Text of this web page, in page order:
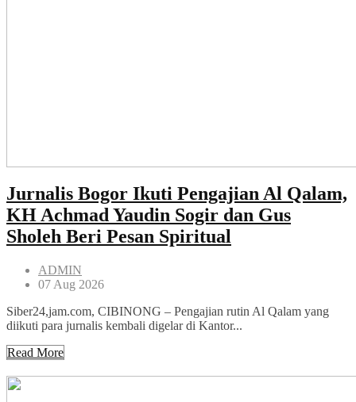
Jurnalis Bogor Ikuti Pengajian Al Qalam,
KH Achmad Yaudin Sogir dan Gus
Sholeh Beri Pesan Spiritual
ADMIN
07 Aug 2026
Siber24,jam.com, CIBINONG – Pengajian rutin Al Qalam yang
diikuti para jurnalis kembali digelar di Kantor...
Read More